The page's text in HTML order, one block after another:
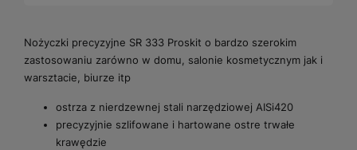
Nożyczki precyzyjne SR 333 Proskit o bardzo szerokim
zastosowaniu zarówno w domu, salonie kosmetycznym jak i
warsztacie, biurze itp
ostrza z nierdzewnej stali narzędziowej AISi420
precyzyjnie szlifowane i hartowane ostre trwałe
krawędzie